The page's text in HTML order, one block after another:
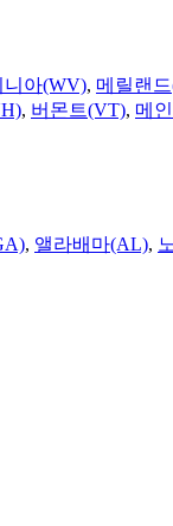
니아(WV), 메릴랜
, 버몬트(VT), 메
, 앨라배마(AL),